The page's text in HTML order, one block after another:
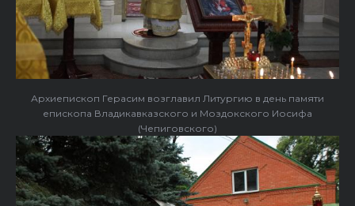
Архиепископ Герасим возглавил Литургию в день памяти
епископа Владикавказского и Моздокского Иосифа
(Чепиговского)